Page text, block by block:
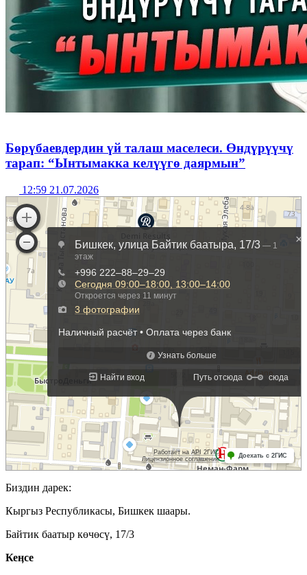
Бөрүбаевдердин үй талаш маселеси. Өндүрүүчү
тарап: “Ынтымакка келүүгө даярмын”
12:59 21.07.2026
Биздин дарек:
Кыргыз Республикасы, Бишкек шаары.
Байтик баатыр көчөсү, 17/3
Кеӊсе